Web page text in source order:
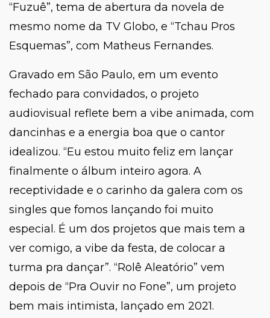
“Fuzuê”, tema de abertura da novela de
mesmo nome da TV Globo, e “Tchau Pros
Esquemas”, com Matheus Fernandes.
Gravado em São Paulo, em um evento
fechado para convidados, o projeto
audiovisual reflete bem a vibe animada, com
dancinhas e a energia boa que o cantor
idealizou. “Eu estou muito feliz em lançar
finalmente o álbum inteiro agora. A
receptividade e o carinho da galera com os
singles que fomos lançando foi muito
especial. É um dos projetos que mais tem a
ver comigo, a vibe da festa, de colocar a
turma pra dançar”. “Rolê Aleatório” vem
depois de “Pra Ouvir no Fone”, um projeto
bem mais intimista, lançado em 2021.